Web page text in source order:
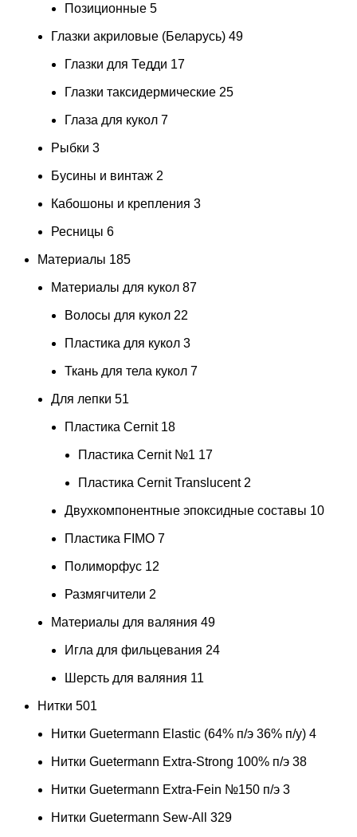
Позиционные 5
Глазки акриловые (Беларусь) 49
Глазки для Тедди 17
Глазки таксидермические 25
Глаза для кукол 7
Рыбки 3
Бусины и винтаж 2
Кабошоны и крепления 3
Ресницы 6
Материалы 185
Материалы для кукол 87
Волосы для кукол 22
Пластика для кукол 3
Ткань для тела кукол 7
Для лепки 51
Пластика Cernit 18
Пластика Cernit №1 17
Пластика Cernit Translucent 2
Двухкомпонентные эпоксидные составы 10
Пластика FIMO 7
Полиморфус 12
Размягчители 2
Материалы для валяния 49
Игла для фильцевания 24
Шерсть для валяния 11
Нитки 501
Нитки Guetermann Elastic (64% п/э 36% п/у) 4
Нитки Guetermann Extra-Strong 100% п/э 38
Нитки Guetermann Extra-Fein №150 п/э 3
Нитки Guetermann Sew-All 329